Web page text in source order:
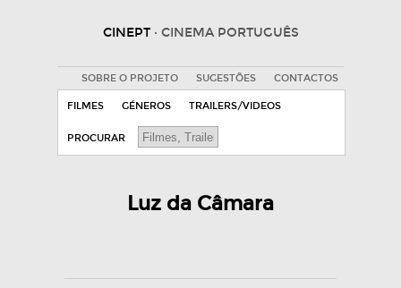
CINEPT · CINEMA PORTUGUÊS
SOBRE O PROJETO SUGESTÕES CONTACTOS
FILMES GÉNEROS TRAILERS/VIDEOS
PROCURAR
Luz da Câmara